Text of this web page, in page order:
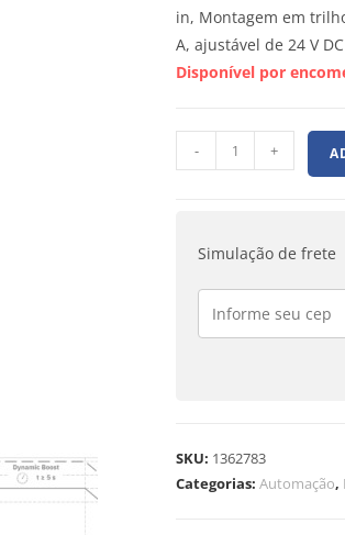
in, Montagem em
A, ajustável de 24 V
Disponível por
- +
Simulação de frete
SKU: 1362783
Categorias:Automação,